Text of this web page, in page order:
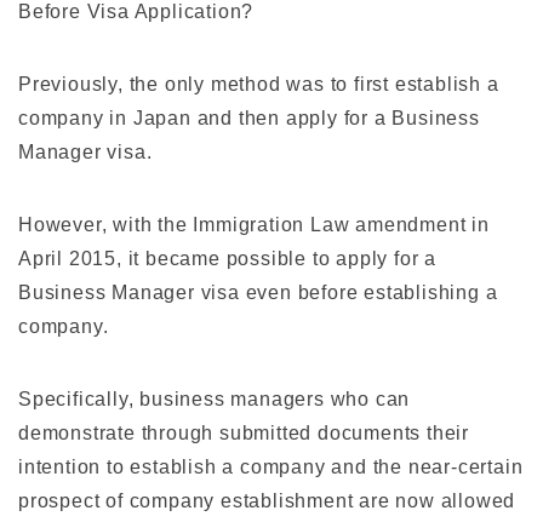
Before Visa Application?
Previously, the only method was to first establish a
company in Japan and then apply for a Business
Manager visa.
However, with the Immigration Law amendment in
April 2015, it became possible to apply for a
Business Manager visa even before establishing a
company.
Specifically, business managers who can
demonstrate through submitted documents their
intention to establish a company and the near-certain
prospect of company establishment are now allowed